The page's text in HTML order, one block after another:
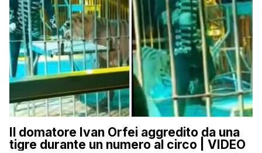
Il domatore Ivan Orfei aggredito da una
tigre durante un numero al circo | VIDEO